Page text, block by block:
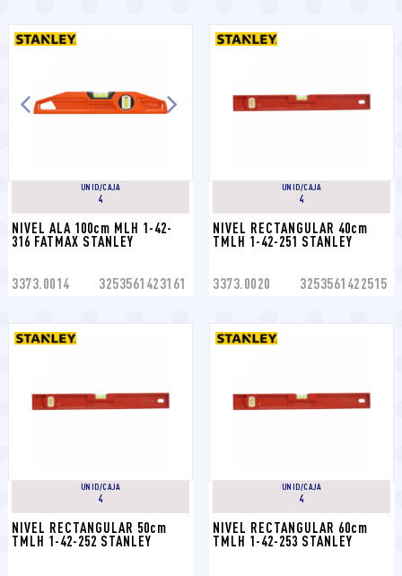
UNID/CAJA
4
NIVEL ALA 100cm MLH 1-42-
316 FATMAX STANLEY
3373.0014 3253561423161
UNID/CAJA
4
NIVEL RECTANGULAR 40cm
TMLH 1-42-251 STANLEY
3373.0020 3253561422515
UNID/CAJA
4
NIVEL RECTANGULAR 50cm
TMLH 1-42-252 STANLEY
UNID/CAJA
4
NIVEL RECTANGULAR 60cm
TMLH 1-42-253 STANLEY